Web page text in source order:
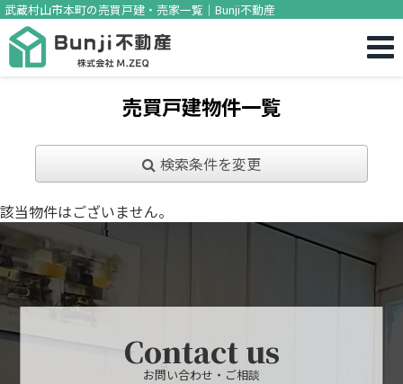
武蔵村山市本町の売買戸建・売家一覧｜Bunji不動産
売買戸建物件一覧
検索条件を変更
該当物件はございません。
Contact us
お問い合わせ・ご相談